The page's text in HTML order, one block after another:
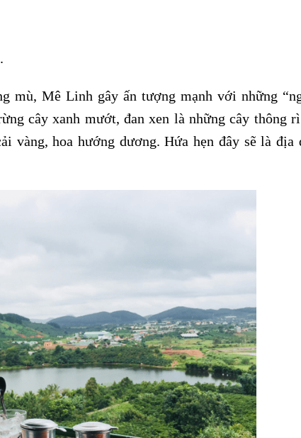
mù, Mê Linh gây ấn tượng mạnh với những
cây xanh mướt, đan xen là những cây thông
vàng, hoa hướng dương. Hứa hẹn đây sẽ là địa